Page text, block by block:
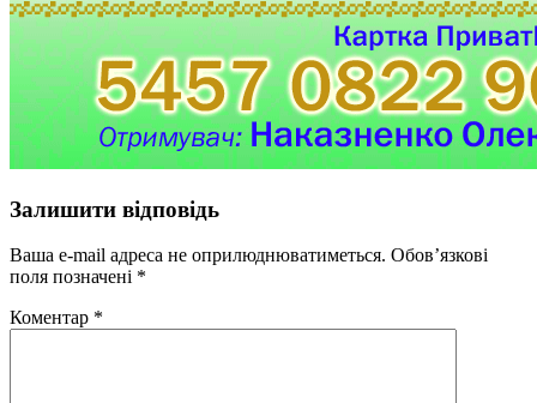
Залишити відповідь
Ваша e-mail адреса не оприлюднюватиметься. Обов’язкові
поля позначені *
Коментар *